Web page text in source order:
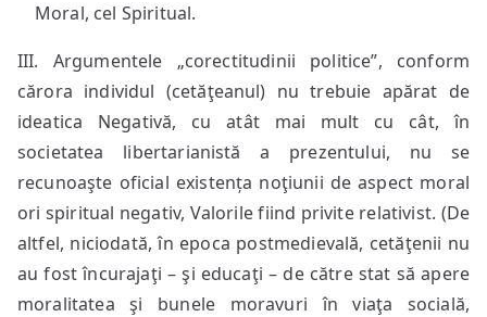
Moral, cel Spiritual.
III. Argumentele „corectitudinii politice”, conform
cărora individul (cetăţeanul) nu trebuie apărat de
ideatica Negativă, cu atât mai mult cu cât, în
societatea libertarianistă a prezentului, nu se
recunoaşte oficial existența noţiunii de aspect moral
ori spiritual negativ, Valorile fiind privite relativist. (De
altfel, niciodată, în epoca postmedievală, cetăţenii nu
au fost încurajaţi – şi educaţi – de către stat să apere
moralitatea şi bunele moravuri în viaţa socială,